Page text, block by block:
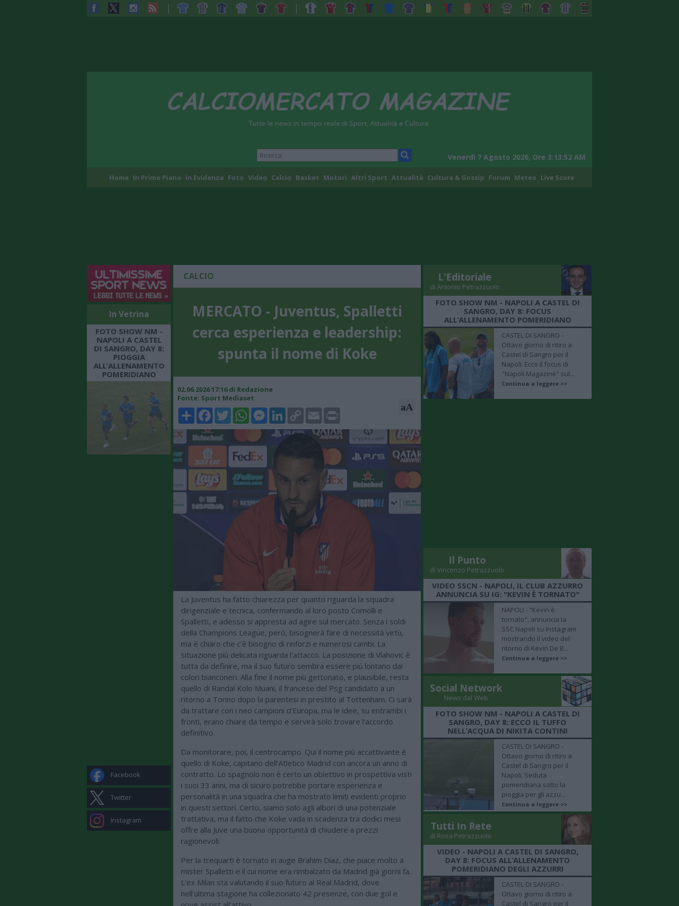
Venerdì 7 Agosto 2026, Ore 3:13:53 AM
Home In Primo Piano In Evidenza Foto Video Calcio Basket Motori Altri Sport Attualità Cultura & Gossip Forum Meteo Live Score
In Vetrina
FOTO SHOW NM -
NAPOLI A CASTEL
DI SANGRO, DAY 8:
PIOGGIA
ALL’ALLENAMENTO
POMERIDIANO
Facebook
Twitter
Instagram
CALCIO
MERCATO - Juventus, Spalletti
cerca esperienza e leadership:
spunta il nome di Koke
02.06.2026 17:16 di Redazione
Fonte: Sport Mediaset
ShareFacebookTwitterWhatsAppMessenger
LinkedIn
Copy
Link
Email Print aA
La Juventus ha fatto chiarezza per quanto riguarda la squadra
dirigenziale e tecnica, confermando al loro posto Comolli e
Spalletti, e adesso si appresta ad agire sul mercato. Senza i soldi
della Champions League, però, bisognerà fare di necessità virtù,
ma è chiaro che c'è bisogno di rinforzi e numerosi cambi. La
situazione più delicata riguarda l'attacco. La posizione di Vlahovic è
tutta da definire, ma il suo futuro sembra essere più lontano dai
colori bianconeri. Alla fine il nome più gettonato, e plausibile, resta
quello di Randal Kolo Muani, il francese del Psg candidato a un
ritorno a Torino dopo la parentesi in prestito al Tottenham. Ci sarà
da trattare con i neo campioni d'Europa, ma le idee, su entrambi i
fronti, erano chiare da tempo e servirà solo trovare l'accordo
definitivo.
Da monitorare, poi, il centrocampo. Qui il nome più accattivante è
quello di Koke, capitano dell'Atletico Madrid con ancora un anno di
contratto. Lo spagnolo non è certo un obiettivo in prospettiva visti
i suoi 33 anni, ma di sicuro potrebbe portare esperienza e
personalità in una squadra che ha mostrato limiti evidenti proprio
in questi settori. Certo, siamo solo agli albori di una potenziale
trattativa, ma il fatto che Koke vada in scadenza tra dodici mesi
offre alla Juve una buona opportunità di chiudere a prezzi
ragionevoli.
Per la trequarti è tornato in auge Brahim Diaz, che piace molto a
mister Spalletti e il cui nome era rimbalzato da Madrid già giorni fa.
L'ex Milan sta valutando il suo futuro al Real Madrid, dove
nell'ultima stagione ha collezionato 42 presenze, con due gol e
L'Editoriale
di Antonio Petrazzuolo
FOTO SHOW NM - NAPOLI A CASTEL DI
SANGRO, DAY 8: FOCUS
ALL’ALLENAMENTO POMERIDIANO
CASTEL DI SANGRO -
Ottavo giorno di ritiro a
Castel di Sangro per il
Napoli. Ecco il focus di
"Napoli Magazine" sul...
Continua a leggere >>
Il Punto
di Vincenzo Petrazzuolo
VIDEO SSCN - NAPOLI, IL CLUB AZZURRO
ANNUNCIA SU IG: "KEVIN È TORNATO"
NAPOLI - "Kevin è
tornato", annuncia la
SSC Napoli su Instagram
mostrando il video del
ritorno di Kevin De B...
Continua a leggere >>
Social Network
News dal Web
FOTO SHOW NM - NAPOLI A CASTEL DI
SANGRO, DAY 8: ECCO IL TUFFO
NELL’ACQUA DI NIKITA CONTINI
CASTEL DI SANGRO -
Ottavo giorno di ritiro a
Castel di Sangro per il
Napoli. Seduta
pomeridiana sotto la
pioggia per gli azzu...
Continua a leggere >>
Tutti In Rete
di Rosa Petrazzuolo
VIDEO - NAPOLI A CASTEL DI SANGRO,
DAY 8: FOCUS ALL’ALLENAMENTO
POMERIDIANO DEGLI AZZURRI
CASTEL DI SANGRO -
Ottavo giorno di ritiro a
Castel di Sangro per il